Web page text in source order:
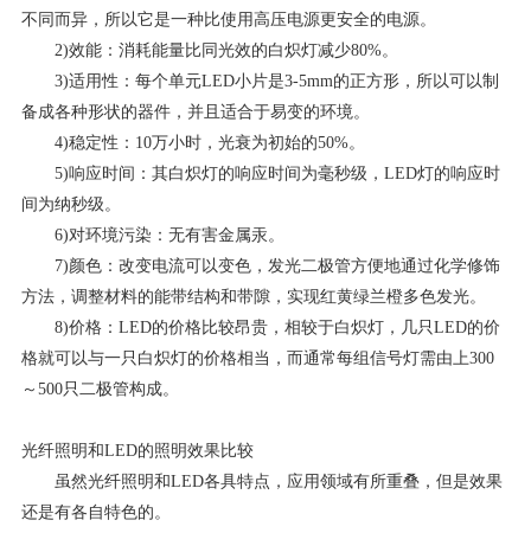
不同而异，所以它是一种比使用高压电源更安全的电源。
2)效能：消耗能量比同光效的白炽灯减少80%。
3)适用性：每个单元LED小片是3-5mm的正方形，所以可以制
备成各种形状的器件，并且适合于易变的环境。
4)稳定性：10万小时，光衰为初始的50%。
5)响应时间：其白炽灯的响应时间为毫秒级，LED灯的响应时
间为纳秒级。
6)对环境污染：无有害金属汞。
7)颜色：改变电流可以变色，发光二极管方便地通过化学修饰
方法，调整材料的能带结构和带隙，实现红黄绿兰橙多色发光。
8)价格：LED的价格比较昂贵，相较于白炽灯，几只LED的价
格就可以与一只白炽灯的价格相当，而通常每组信号灯需由上300
～500只二极管构成。
光纤照明和LED的照明效果比较
虽然光纤照明和LED各具特点，应用领域有所重叠，但是效果
还是有各自特色的。